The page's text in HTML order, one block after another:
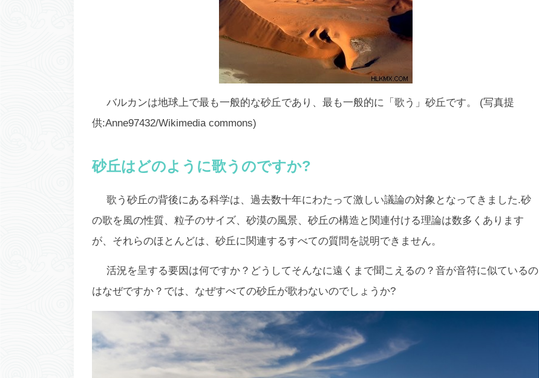
バルカンは地球上で最も一般的な砂丘であり、最も一般的に「歌う」砂丘です。 (写真提
供:Anne97432/Wikimedia commons)
砂丘はどのように歌うのですか?
歌う砂丘の背後にある科学は、過去数十年にわたって激しい議論の対象となってきました.砂
の歌を風の性質、粒子のサイズ、砂漠の風景、砂丘の構造と関連付ける理論は数多くあります
が、それらのほとんどは、砂丘に関連するすべての質問を説明できません。
活況を呈する要因は何ですか？どうしてそんなに遠くまで聞こえるの？音が音符に似ているの
はなぜですか？では、なぜすべての砂丘が歌わないのでしょうか?